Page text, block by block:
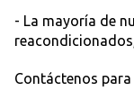
- La mayoría de
Contáctenos